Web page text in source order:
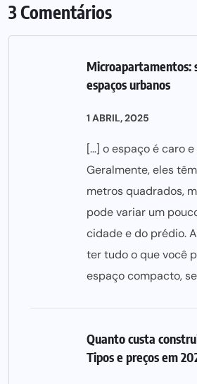
3 Comentários
Microapartamentos:
espaços urbanos
1 ABRIL, 2025
[…] o espaço é caro
Geralmente, eles
metros quadrados,
pode variar um
cidade e do prédio.
ter tudo o que você
espaço compacto,
Quanto custa
Tipos e preços em